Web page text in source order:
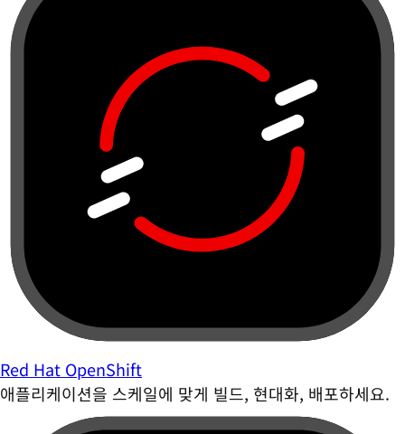
Red Hat OpenShift
애플리케이션을 스케일에 맞게 빌드, 현대화, 배포하세요.